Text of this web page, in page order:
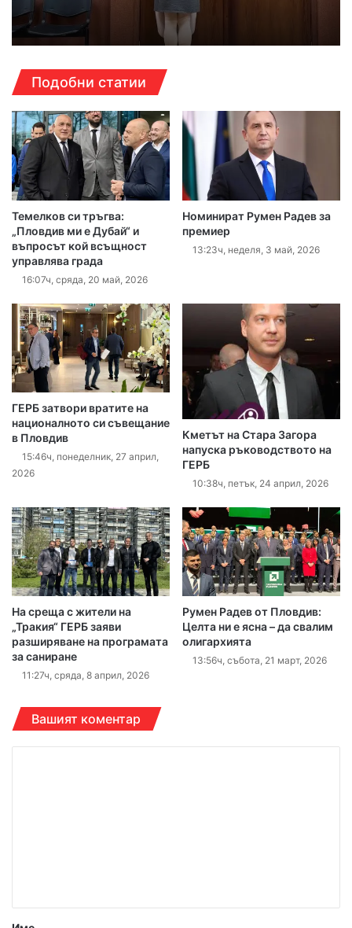
Подобни статии
Темелков си тръгва:
„Пловдив ми е Дубай“ и
въпросът кой всъщност
управлява града
16:07ч, сряда, 20 май, 2026
Номинират Румен Радев за
премиер
13:23ч, неделя, 3 май, 2026
ГЕРБ затвори вратите на
националното си съвещание
в Пловдив
15:46ч, понеделник, 27 април,
2026
Кметът на Стара Загора
напуска ръководството на
ГЕРБ
10:38ч, петък, 24 април, 2026
На среща с жители на
„Тракия“ ГЕРБ заяви
разширяване на програмата
за саниране
11:27ч, сряда, 8 април, 2026
Румен Радев от Пловдив:
Целта ни е ясна – да свалим
олигархията
13:56ч, събота, 21 март, 2026
Вашият коментар
р